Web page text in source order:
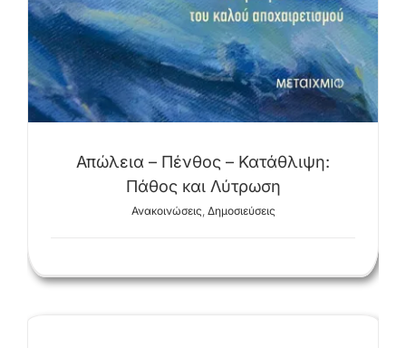
Απώλεια – Πένθος – Κατάθλιψη:
Πάθος και Λύτρωση
Ανακοινώσεις, Δημοσιεύσεις